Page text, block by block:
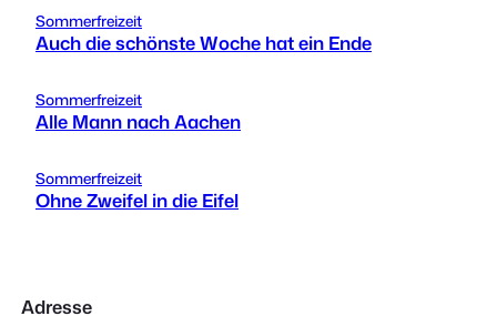
Sommerfreizeit
Auch die schönste Woche hat ein Ende
Sommerfreizeit
Alle Mann nach Aachen
Sommerfreizeit
Ohne Zweifel in die Eifel
Adresse